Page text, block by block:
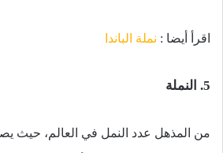
اقرأ أيضا : نملة الباندا
5. النملة